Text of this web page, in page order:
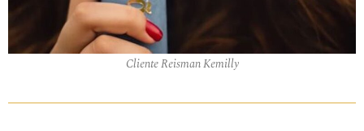
Cliente Reisman Kemilly